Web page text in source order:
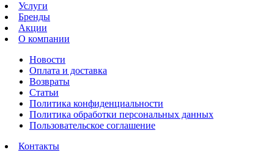
Услуги
Бренды
Акции
О компании
Новости
Оплата и доставка
Возвраты
Статьи
Политика конфиденциальности
Политика обработки персональных данных
Пользовательское соглашение
Контакты